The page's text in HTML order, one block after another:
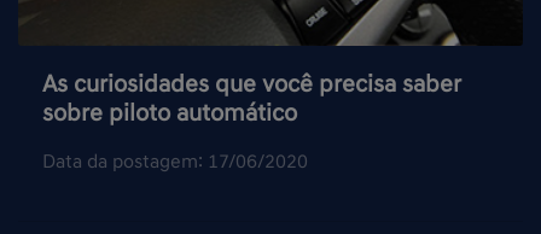
As curiosidades que você precisa saber
sobre piloto automático
Data da postagem: 17/06/2020